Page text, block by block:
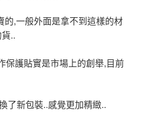
的,一般外面是拿不到這樣的材
..
保護貼實是市場上的創舉,目前
了新包裝..感覺更加精緻..